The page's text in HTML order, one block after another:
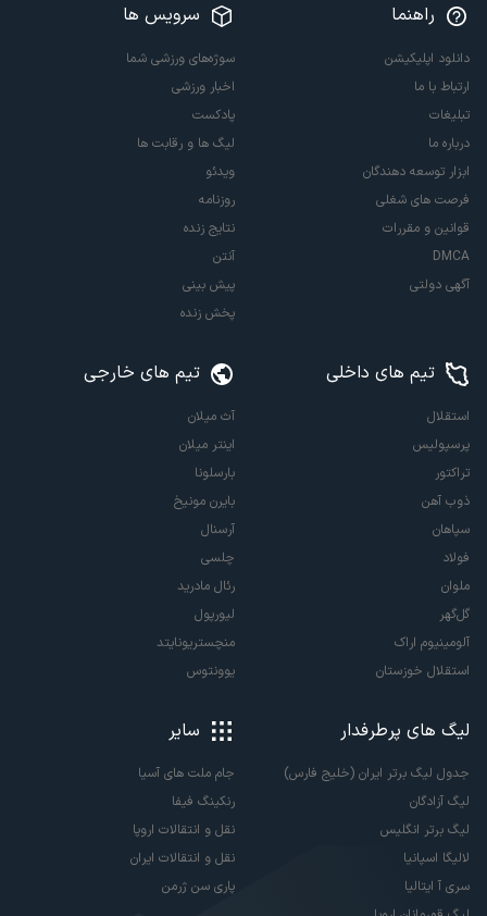
راهنما
دانلود اپلیکیشن
ارتباط با ما
تبلیغات
درباره ما
ابزار توسعه دهندگان
فرصت های شغلی
قوانین و مقررات
DMCA
آگهی دولتی
سرویس ها
سوژه‌های ورزشی شما
اخبار ورزشی
پادکست
لیگ ها و رقابت ها
ویدئو
روزنامه
نتایج زنده
آنتن
پیش بینی
پخش زنده
تیم های داخلی
استقلال
پرسپولیس
تراکتور
ذوب آهن
سپاهان
فولاد
ملوان
گل‌گهر
آلومینیوم اراک
استقلال خوزستان
تیم های خارجی
آث میلان
اینتر میلان
بارسلونا
بایرن مونیخ
آرسنال
چلسی
رئال مادرید
لیورپول
منچستریونایتد
یوونتوس
لیگ های پرطرفدار
جدول لیگ برتر ایران (خلیج فارس)
لیگ آزادگان
لیگ برتر انگلیس
لالیگا اسپانیا
سری آ ایتالیا
سایر
جام ملت های آسیا
رنکینگ فیفا
نقل و انتقالات اروپا
نقل و انتقالات ایران
پاری سن ژرمن